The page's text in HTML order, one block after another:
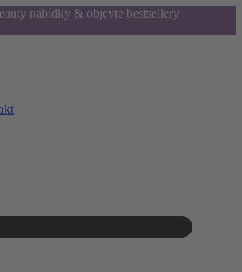
nabídky & objevte bestsellery